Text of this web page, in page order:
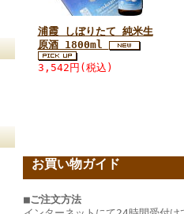
浦霞 しぼりたて 純米生
原酒 1800ml
3,542円(税込)
お買い物ガイド
■ご注文方法